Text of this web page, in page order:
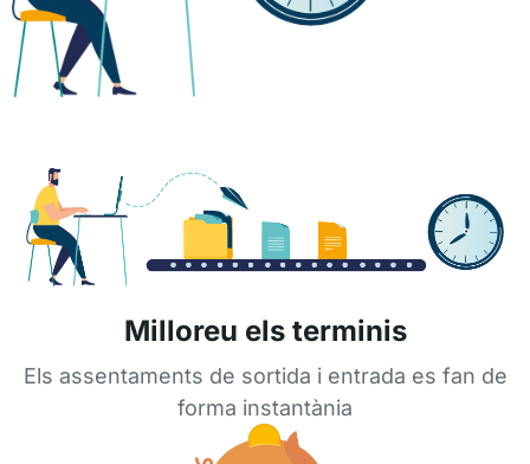
Milloreu els terminis
Els assentaments de sortida i entrada es fan de
forma instantània